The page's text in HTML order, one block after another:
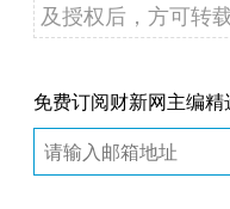
及授权后，方可转载
免费订阅财新网主编精